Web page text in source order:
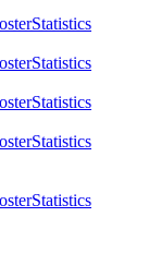
Statistics
Statistics
Statistics
Statistics
Statistics